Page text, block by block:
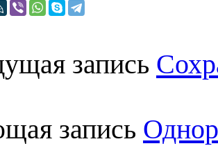
запись
запись